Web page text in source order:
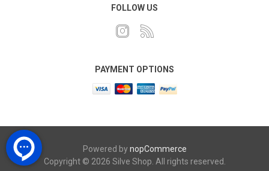
FOLLOW US
PAYMENT OPTIONS
Powered bynopCommerce
Copyright © 2026 Silve Shop. All rights reserved.